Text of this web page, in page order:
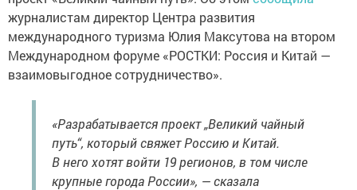
журналистам директор Центра развития
международного туризма Юлия Максутова на втором
Международном форуме «РОСТКИ: Россия и Китай —
взаимовыгодное сотрудничество».
«Разрабатывается проект „Великий чайный
путь“, который свяжет Россию и Китай.
В него хотят войти 19 регионов, в том числе
крупные города России», — сказала